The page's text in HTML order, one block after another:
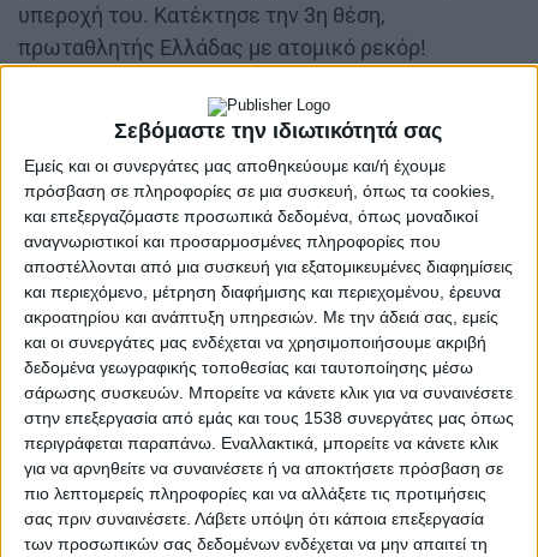
Σεβόμαστε την ιδιωτικότητά σας
Εμείς και οι συνεργάτες μας αποθηκεύουμε και/ή έχουμε
πρόσβαση σε πληροφορίες σε μια συσκευή, όπως τα cookies,
και επεξεργαζόμαστε προσωπικά δεδομένα, όπως μοναδικοί
αναγνωριστικοί και προσαρμοσμένες πληροφορίες που
αποστέλλονται από μια συσκευή για εξατομικευμένες διαφημίσεις
και περιεχόμενο, μέτρηση διαφήμισης και περιεχομένου, έρευνα
ακροατηρίου και ανάπτυξη υπηρεσιών. Με την άδειά σας, εμείς
και οι συνεργάτες μας ενδέχεται να χρησιμοποιήσουμε ακριβή
δεδομένα γεωγραφικής τοποθεσίας και ταυτοποίησης μέσω
σάρωσης συσκευών. Μπορείτε να κάνετε κλικ για να συναινέσετε
στην επεξεργασία από εμάς και τους 1538 συνεργάτες μας όπως
περιγράφεται παραπάνω. Εναλλακτικά, μπορείτε να κάνετε κλικ
για να αρνηθείτε να συναινέσετε ή να αποκτήσετε πρόσβαση σε
πιο λεπτομερείς πληροφορίες και να αλλάξετε τις προτιμήσεις
σας πριν συναινέσετε. Λάβετε υπόψη ότι κάποια επεξεργασία
των προσωπικών σας δεδομένων ενδέχεται να μην απαιτεί τη
υπεροχή του. Κατέκτησε την 3η θέση,
πρωταθλητής Ελλάδας με ατομικό ρεκόρ!
Σταμούλης. Συγχαρητήρια αξίζουν οπωσδήποτε
στον προπονητή τους Μπάμπη Ποσονίδη αλλά και
το σύλλογο ΓΑΣ Αγρινίου».
————————————————————
Οι δηλώσεις που δημοσιεύουμε στη στήλη αυτή εκφράζουν τους
συντάκτες τους,
χωρίς να συμπίπτουν απαραίτητα με τις απόψεις μας